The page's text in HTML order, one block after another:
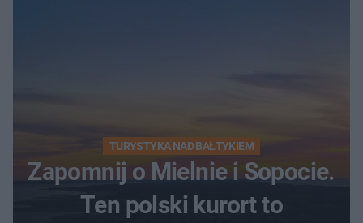
TURYSTYKA NAD BAŁTYKIEM
Zapomnij o Mielnie i Sopocie.
Ten polski kurort to